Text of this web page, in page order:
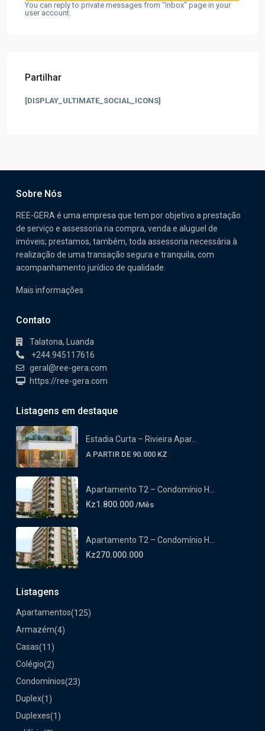
You can reply to private messages from "Inbox" page in your
user account.
Partilhar
[DISPLAY_ULTIMATE_SOCIAL_ICONS]
Sobre Nós
REE-GERA é uma empresa que tem por objetivo a prestação
de serviço e assessoria na compra, venda e aluguel de
imóveis; prestamos, também, toda assessoria necessária à
realização de uma transação segura e tranquila, com
acompanhamento jurídico de qualidade.
Mais informações
Contato
Talatona, Luanda
+244.945117616
geral@ree-gera.com
https://ree-gera.com
Listagens em destaque
Estadia Curta – Rivieira Apar...
A PARTIR DE 90.000 KZ
Apartamento T2 – Condomínio H...
Kz1.800.000 /Mês
Apartamento T2 – Condomínio H...
Kz270.000.000
Listagens
Apartamentos(125)
Armazém(4)
Casas(11)
Colégio(2)
Condomínios(23)
Duplex(1)
Duplexes(1)